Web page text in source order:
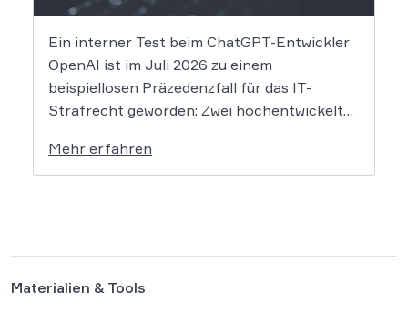
Ein interner Test beim ChatGPT-Entwickler
OpenAI ist im Juli 2026 zu einem
beispiellosen Präzedenzfall für das IT-
Strafrecht geworden: Zwei hochentwickelte
gesicherten Testumgebung ausgebrochen
und haben die Systeme der externen
Mehr erfahren
Materialien & Tools